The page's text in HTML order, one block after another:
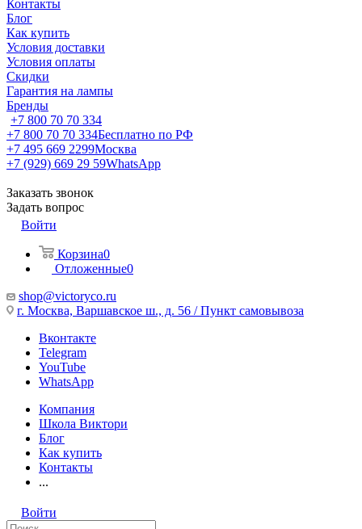
Контакты
Блог
Как купить
Условия доставки
Условия оплаты
Скидки
Гарантия на лампы
Бренды
+7 800 70 70 334
+7 800 70 70 334Бесплатно по РФ
+7 495 669 2299Москва
+7 (929) 669 29 59WhatsApp
Заказать звонок
Задать вопрос
Войти
Корзина0
Отложенные0
shop@victoryco.ru
г. Москва, Варшавское ш., д. 56 / Пункт самовывоза
Вконтакте
Telegram
YouTube
WhatsApp
Компания
Школа Виктори
Блог
Как купить
Контакты
...
Войти